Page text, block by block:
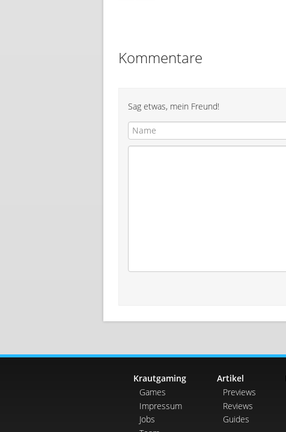
Kommentare
Sag etwas, mein Freund!
Krautgaming
Games
Impressum
Jobs
Artikel
Previews
Reviews
Guides